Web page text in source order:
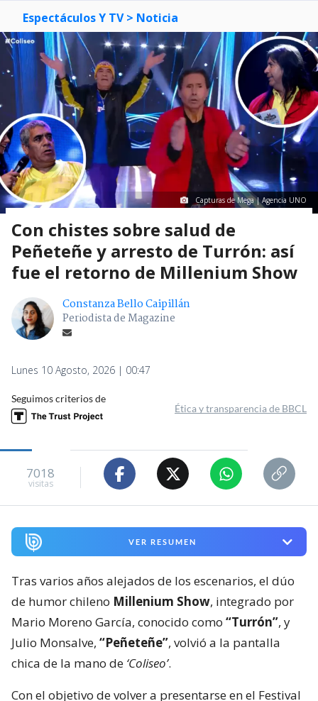
Espectáculos Y TV > Noticia
Capturas de Mega | Agencia UNO
Con chistes sobre salud de
Peñeteñe y arresto de Turrón: así
fue el retorno de Millenium Show
Constanza Bello Caipillán
Periodista de Magazine
Lunes 10 Agosto, 2026 | 00:47
Seguimos criterios de
Ética y transparencia de BBCL
7018
visitas
VER RESUMEN
Tras varios años alejados de los escenarios, el dúo
de humor chileno Millenium Show, integrado por
Mario Moreno García, conocido como “Turrón”, y
Julio Monsalve, “Peñeteñe”, volvió a la pantalla
chica de la mano de ‘Coliseo’.
Con el objetivo de volver a presentarse en el Festival